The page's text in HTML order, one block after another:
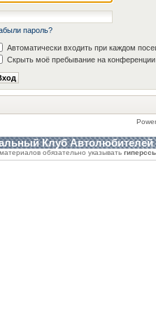
пароль?
Автоматически входить при каждом
Скрыть моё пребывание на конференции
Клуб Автолюбителей
обязательно указывать